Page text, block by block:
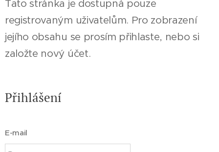
Tato stránka je dostupná pouze
registrovaným uživatelům. Pro zobrazení
jejího obsahu se prosím přihlaste, nebo si
založte nový účet.
Přihlášení
E-mail